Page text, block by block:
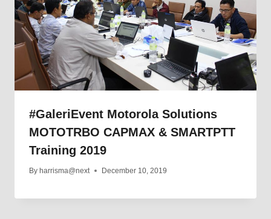
#GaleriEvent Motorola Solutions
MOTOTRBO CAPMAX & SMARTPTT
Training 2019
By harrisma@next December 10, 2019